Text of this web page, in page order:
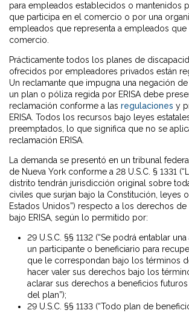
para empleados establecidos o mantenidos
que participa en el comercio o por una
empleados que representa a empleados que
comercio.
Prácticamente todos los planes de
ofrecidos por empleadores privados están
Un reclamante que impugna una negación
un plan o póliza regida por ERISA debe
reclamación conforme a las regulaciones y
ERISA. Todos los recursos bajo leyes
preemptados, lo que significa que no se
reclamación ERISA.
La demanda se presentó en un tribunal
de Nueva York conforme a 28 U.S.C. § 1331
distrito tendrán jurisdicción original sobre
civiles que surjan bajo la Constitución, leyes
Estados Unidos”) respecto a los derechos
bajo ERISA, según lo permitido por:
29 U.S.C. §§ 1132 (“Se podrá entablar
un participante o beneficiario para
que le correspondan bajo los términos
hacer valer sus derechos bajo los
aclarar sus derechos a beneficios
del plan”);
29 U.S.C. §§ 1133 (“Todo plan de